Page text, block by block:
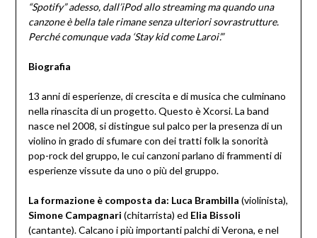
“Spotify” adesso, dall’iPod allo streaming ma quando una
canzone è bella tale rimane senza ulteriori sovrastrutture.
Perché comunque vada ‘Stay kid come Laroi’.”
Biografia
13 anni di esperienze, di crescita e di musica che culminano
nella rinascita di un progetto. Questo è Xcorsi. La band
nasce nel 2008, si distingue sul palco per la presenza di un
violino in grado di sfumare con dei tratti folk la sonorità
pop-rock del gruppo, le cui canzoni parlano di frammenti di
esperienze vissute da uno o più del gruppo.
La formazione è composta da: Luca Brambilla (violinista),
Simone Campagnari (chitarrista) ed Elia Bissoli
(cantante). Calcano i più importanti palchi di Verona, e nel